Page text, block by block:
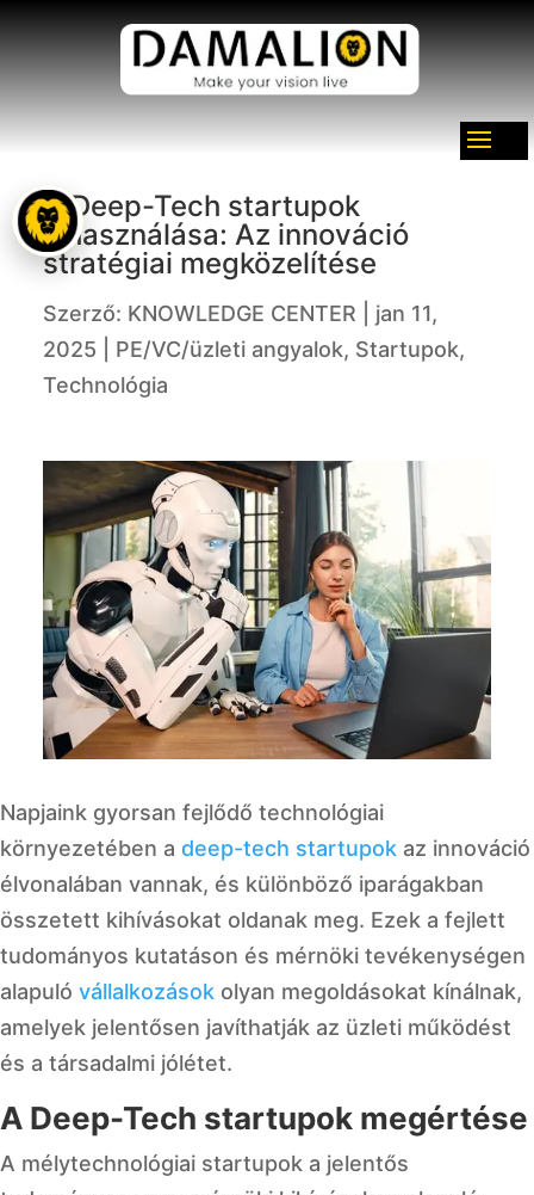
A Deep-Tech startupok
kihasználása: Az innováció
stratégiai megközelítése
Szerző: KNOWLEDGE CENTER
jan 11,
2025
PE/VC/üzleti angyalok, Startupok,
Technológia
Napjaink gyorsan fejlődő technológiai
környezetében a deep-tech startupok az innováció
élvonalában vannak, és különböző iparágakban
összetett kihívásokat oldanak meg. Ezek a fejlett
tudományos kutatáson és mérnöki tevékenységen
alapuló vállalkozások olyan megoldásokat kínálnak,
amelyek jelentősen javíthatják az üzleti működést
és a társadalmi jólétet.
A Deep-Tech startupok megértése
A mélytechnológiai startupok a jelentős